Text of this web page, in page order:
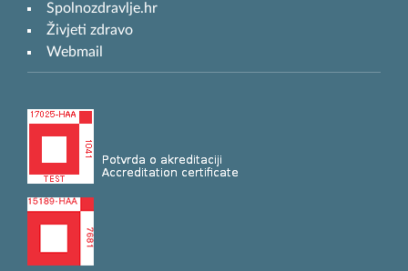
Spolnozdravlje.hr
Živjeti zdravo
Webmail